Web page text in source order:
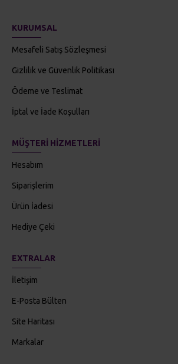
KURUMSAL
Mesafeli Satış Sözleşmesi
Gizlilik ve Güvenlik Politikası
Ödeme ve Teslimat
İptal ve İade Koşulları
MÜŞTERI HIZMETLERI
Hesabım
Siparişlerim
Ürün İadesi
Hediye Çeki
EXTRALAR
İletişim
E-Posta Bülten
Site Haritası
Markalar